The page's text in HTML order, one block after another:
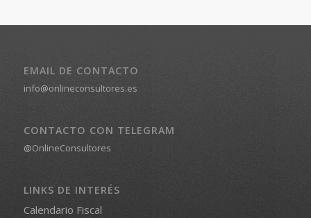
EMAIL DE CONTACTO
info@onlineconsultores.es
CONTACTO CON TELEGRAM
@OnlineConsultores
LINKS DE INTERÉS
Calendario Fiscal